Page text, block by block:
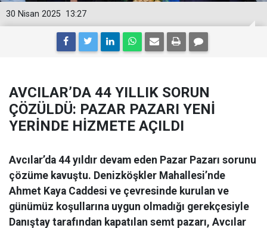
13:27
30 Nisan 2025
AVCILAR’DA 44 YILLIK SORUN
ÇÖZÜLDÜ: PAZAR PAZARI YENİ
YERİNDE HİZMETE AÇILDI
Avcılar’da 44 yıldır devam eden Pazar Pazarı sorunu
çözüme kavuştu. Denizköşkler Mahallesi’nde
Ahmet Kaya Caddesi ve çevresinde kurulan ve
günümüz koşullarına uygun olmadığı gerekçesiyle
Danıştay tarafından kapatılan semt pazarı, Avcılar